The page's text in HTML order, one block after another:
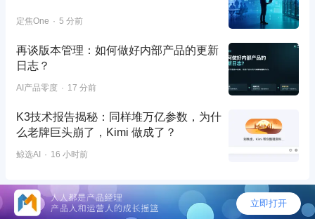
定焦One 5 分前
再谈版本管理：如何做好内部产品的更新
日志？
AI产品零度 17 分前
K3技术报告揭秘：同样堆万亿参数，为什
么老牌巨头崩了，Kimi 做成了？
鲸选AI 16 小时前
©2026 - 人人都是产品经理